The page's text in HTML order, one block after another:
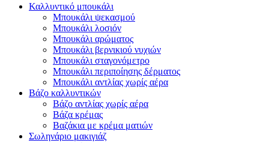
Καλλυντικό μπουκάλι
Μπουκάλι ψεκασμού
Μπουκάλι λοσιόν
Μπουκάλι αρώματος
Μπουκάλι βερνικιού νυχιών
Μπουκάλι σταγονόμετρο
Μπουκάλι περιποίησης δέρματος
Μπουκάλι αντλίας χωρίς αέρα
Βάζο καλλυντικών
Βάζο αντλίας χωρίς αέρα
Βάζα κρέμας
Βαζάκια με κρέμα ματιών
Σωληνάριο μακιγιάζ